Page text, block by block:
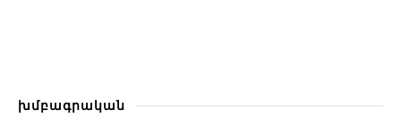
խմբագրական